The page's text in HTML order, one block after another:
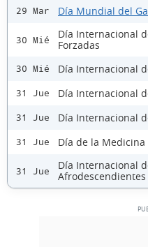
29 Mar Día Mundial del
30 Mié
Día Internacional
Forzadas
30 Mié Día Internacional
31 Jue Día Internacional
31 Jue Día Internacional
31 Jue Día de la
31 Jue
Día Internacional
Afrodescendientes